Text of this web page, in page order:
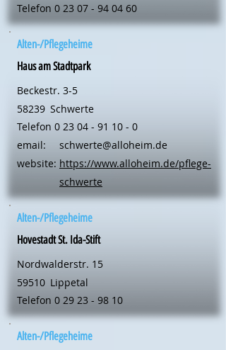
Telefon 0 23 07 - 94 04 60
Alten-/Pflegeheime
Haus am Stadtpark
Beckestr. 3-5
58239 Schwerte
Telefon 0 23 04 - 91 10 - 0
email:
website:
schwerte@alloheim.de
https://www.alloheim.de/pflege-
schwerte
Alten-/Pflegeheime
Hovestadt St. Ida-Stift
Nordwalderstr. 15
59510 Lippetal
Telefon 0 29 23 - 98 10
Alten-/Pflegeheime